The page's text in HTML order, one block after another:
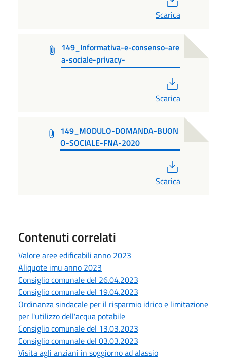
Scarica
149_Informativa-e-consenso-are
a-sociale-privacy-
Scarica
149_MODULO-DOMANDA-BUON
O-SOCIALE-FNA-2020
Scarica
Contenuti correlati
Valore aree edificabili anno 2023
Aliquote imu anno 2023
Consiglio comunale del 26.04.2023
Consiglio comunale del 19.04.2023
Ordinanza sindacale per il risparmio idrico e limitazione
per l'utilizzo dell'acqua potabile
Consiglio comunale del 13.03.2023
Consiglio comunale del 03.03.2023
Visita agli anziani in soggiorno ad alassio